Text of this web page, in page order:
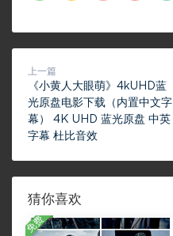
上一篇
《小黄人大眼萌》4kUHD蓝
光原盘电影下载（内置中文字
幕） 4K UHD 蓝光原盘 中英
字幕 杜比音效
猜你喜欢
免费